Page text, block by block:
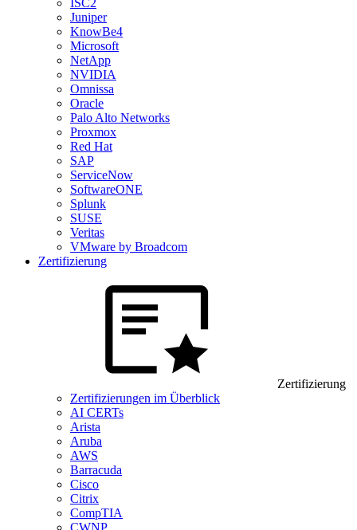
ISC2
Juniper
KnowBe4
Microsoft
NetApp
NVIDIA
Omnissa
Oracle
Palo Alto Networks
Proxmox
Red Hat
SAP
ServiceNow
SoftwareONE
Splunk
SUSE
Veritas
VMware by Broadcom
Zertifizierung
Zertifizierung
Zertifizierungen im Überblick
AI CERTs
Arista
Aruba
AWS
Barracuda
Cisco
Citrix
CompTIA
CWNP